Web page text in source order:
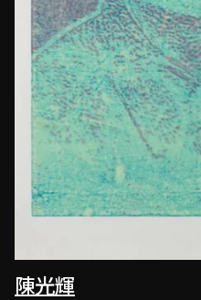
陳光輝